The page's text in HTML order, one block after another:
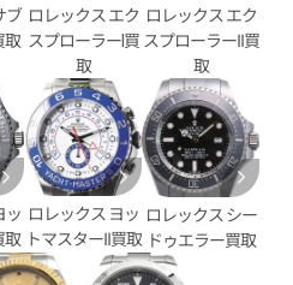
ブ
取
ロレックス エク
スプローラーⅠ買
取
ロレックス エク
スプローラーII買
取
ッ
取
ロレックス ヨッ
トマスターII買取
ロレックス シー
ドゥエラー買取